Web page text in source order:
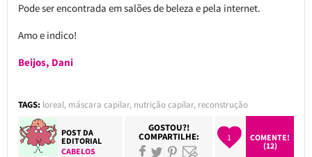
Pode ser encontrada em salões de beleza e pela internet.
Amo e indico!
Beijos, Dani
TAGS: loreal, máscara capilar, nutrição capilar, reconstrução
POST DA
EDITORIAL
CABELOS
GOSTOU?!
COMPARTILHE: 1
COMENTE!
(12)